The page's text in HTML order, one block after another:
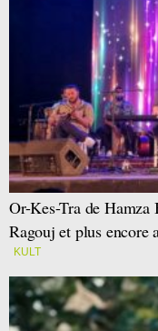
Or-Kes-Tra de
Ragouj et plus encore
KULT